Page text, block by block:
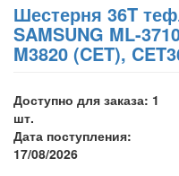
Шестерня 36T
SAMSUNG ML-
M3820 (CET),
Доступно для заказа: 1
шт.
Дата поступления:
17/08/2026